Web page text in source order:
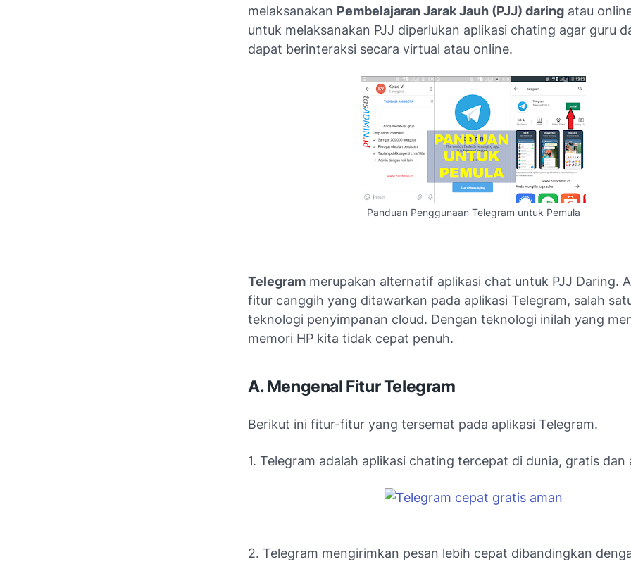
melaksanakan Pembelajaran Jarak Jauh (PJJ) daring atau
untuk melaksanakan PJJ diperlukan aplikasi chating agar guru
dapat berinteraksi secara virtual atau online.
Panduan Penggunaan Telegram untuk Pemula
Telegram merupakan alternatif aplikasi chat untuk PJJ Daring.
fitur canggih yang ditawarkan pada aplikasi Telegram, salah
teknologi penyimpanan cloud. Dengan teknologi inilah yang
memori HP kita tidak cepat penuh.
A. Mengenal Fitur Telegram
Berikut ini fitur-fitur yang tersemat pada aplikasi Telegram.
1. Telegram adalah aplikasi chating tercepat di dunia, gratis dan
2. Telegram mengirimkan pesan lebih cepat dibandingkan